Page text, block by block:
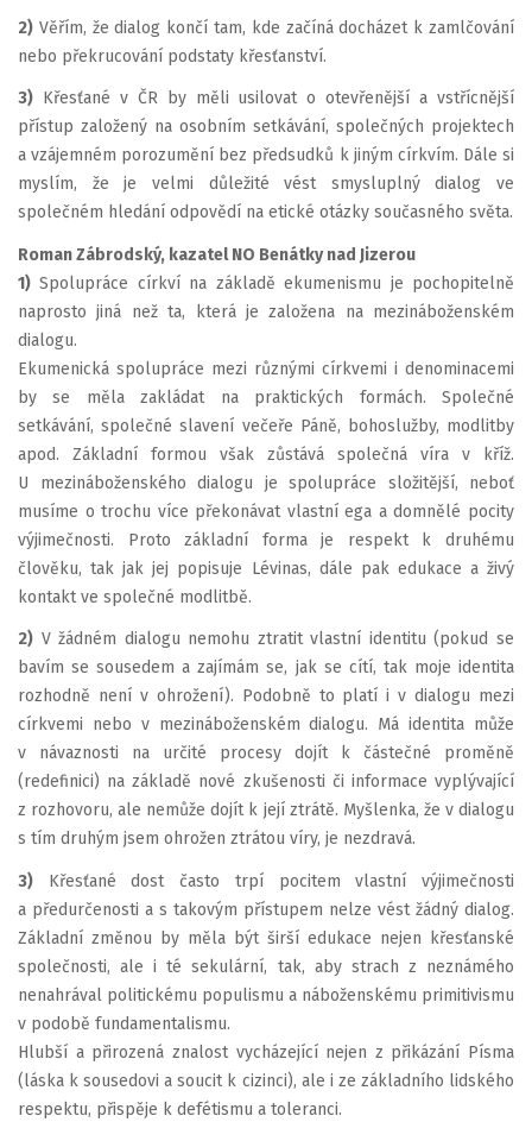
2) Věřím, že dialog končí tam, kde začíná docházet k zamlčování
nebo překrucování podstaty křesťanství.
3) Křesťané v ČR by měli usilovat o otevřenější a vstřícnější
přístup založený na osobním setkávání, společných projektech
a vzájemném porozumění bez předsudků k jiným církvím. Dále si
myslím, že je velmi důležité vést smysluplný dialog ve
společném hledání odpovědí na etické otázky současného světa.
Roman Zábrodský, kazatel NO Benátky nad Jizerou
1) Spolupráce církví na základě ekumenismu je pochopitelně
naprosto jiná než ta, která je založena na mezináboženském
dialogu.
Ekumenická spolupráce mezi různými církvemi i denominacemi
by se měla zakládat na praktických formách. Společné
setkávání, společné slavení večeře Páně, bohoslužby, modlitby
apod. Základní formou však zůstává společná víra v kříž.
U mezináboženského dialogu je spolupráce složitější, neboť
musíme o trochu více překonávat vlastní ega a domnělé pocity
výjimečnosti. Proto základní forma je respekt k druhému
člověku, tak jak jej popisuje Lévinas, dále pak edukace a živý
kontakt ve společné modlitbě.
2) V žádném dialogu nemohu ztratit vlastní identitu (pokud se
bavím se sousedem a zajímám se, jak se cítí, tak moje identita
rozhodně není v ohrožení). Podobně to platí i v dialogu mezi
církvemi nebo v mezináboženském dialogu. Má identita může
v návaznosti na určité procesy dojít k částečné proměně
(redefinici) na základě nové zkušenosti či informace vyplývající
z rozhovoru, ale nemůže dojít k její ztrátě. Myšlenka, že v dialogu
s tím druhým jsem ohrožen ztrátou víry, je nezdravá.
3) Křesťané dost často trpí pocitem vlastní výjimečnosti
a předurčenosti a s takovým přístupem nelze vést žádný dialog.
Základní změnou by měla být širší edukace nejen křesťanské
společnosti, ale i té sekulární, tak, aby strach z neznámého
nenahrával politickému populismu a náboženskému primitivismu
v podobě fundamentalismu.
Hlubší a přirozená znalost vycházející nejen z přikázání Písma
(láska k sousedovi a soucit k cizinci), ale i ze základního lidského
respektu, přispěje k defétismu a toleranci.